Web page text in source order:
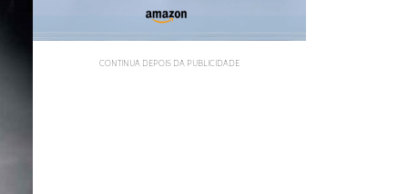
CONTINUA DEPOIS DA PUBLICIDADE